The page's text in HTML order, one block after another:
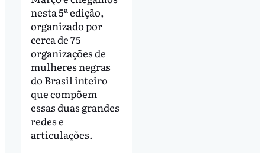
nesta 5ª edição,
organizado por
cerca de 75
organizações de
mulheres negras
do Brasil inteiro
que compõem
essas duas grandes
redes e
articulações.